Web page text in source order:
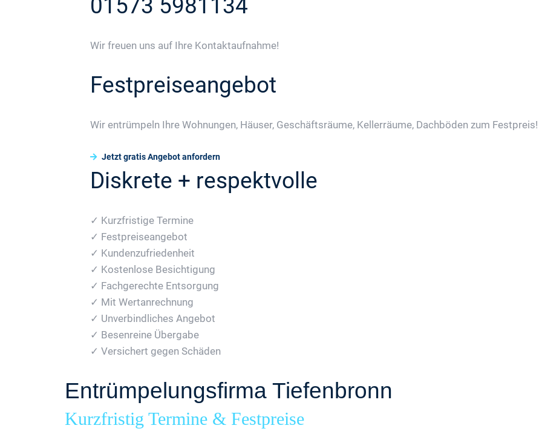
01573 5981134
Wir freuen uns auf Ihre Kontaktaufnahme!
Festpreiseangebot
Wir entrümpeln Ihre Wohnungen, Häuser, Geschäftsräume, Kellerräume, Dachböden zum Festpreis!
Jetzt gratis Angebot anfordern
Diskrete + respektvolle
✓ Kurzfristige Termine
✓ Festpreiseangebot
✓ Kundenzufriedenheit
✓ Kostenlose Besichtigung
✓ Fachgerechte Entsorgung
✓ Mit Wertanrechnung
✓ Unverbindliches Angebot
✓ Besenreine Übergabe
✓ Versichert gegen Schäden
Entrümpelungsfirma Tiefenbronn
Kurzfristig Termine & Festpreise